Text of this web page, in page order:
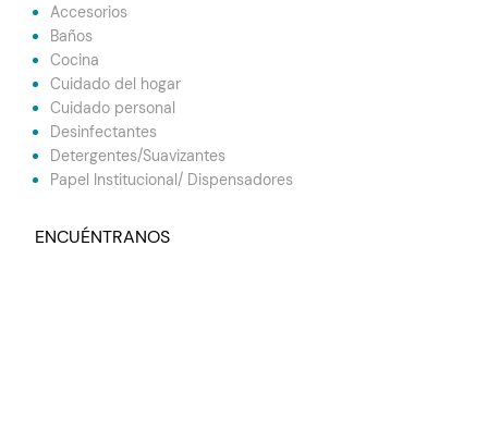
Accesorios
Baños
Cocina
Cuidado del hogar
Cuidado personal
Desinfectantes
Detergentes/Suavizantes
Papel Institucional/ Dispensadores
ENCUÉNTRANOS